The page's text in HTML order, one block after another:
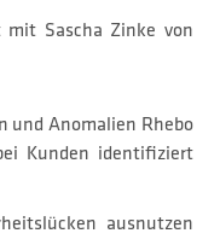
mit Sascha Zinke von
und Anomalien Rhebo
Kunden identifiziert
ausnutzen